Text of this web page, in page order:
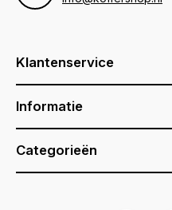
Klantenservice
Informatie
Categorieën